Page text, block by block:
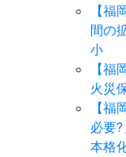
【
間の
小
【
火災
【
必要
本格